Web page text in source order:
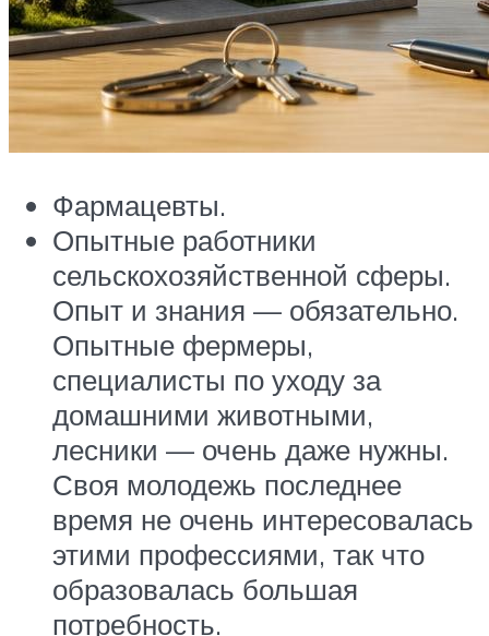
Фармацевты.
Опытные работники
сельскохозяйственной сферы.
Опыт и знания — обязательно.
Опытные фермеры,
специалисты по уходу за
домашними животными,
лесники — очень даже нужны.
Своя молодежь последнее
время не очень интересовалась
этими профессиями, так что
образовалась большая
потребность.